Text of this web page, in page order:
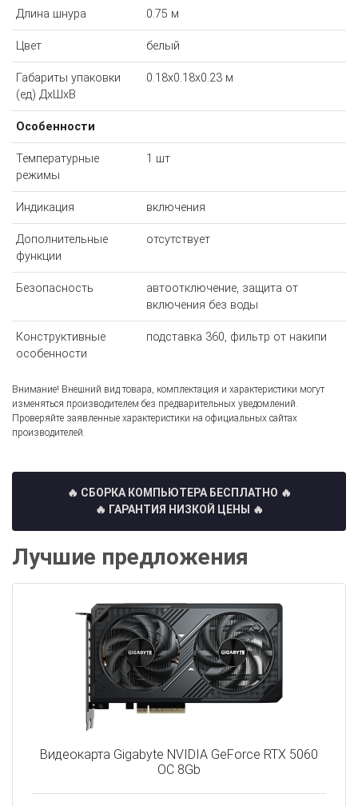
Длина шнура 0.75 м
Цвет белый
Габариты упаковки
(ед) ДхШхВ
0.18x0.18x0.23 м
Особенности
Температурные
режимы
1 шт
Индикация включения
Дополнительные
функции
отсутствует
Безопасность
автоотключение, защита от
включения без воды
Конструктивные
особенности
подставка 360, фильтр от накипи
Внимание! Внешний вид товара, комплектация и характеристики могут
изменяться производителем без предварительных уведомлений.
Проверяйте заявленные характеристики на официальных сайтах
производителей.
🔥 СБОРКА КОМПЬЮТЕРА БЕСПЛАТНО 🔥
🔥 ГАРАНТИЯ НИЗКОЙ ЦЕНЫ 🔥
Лучшие предложения
Видеокарта Gigabyte NVIDIA GeForce RTX 5060
OC 8Gb